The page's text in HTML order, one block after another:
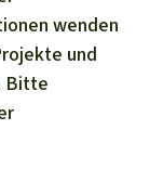
wenden
und
Bitte